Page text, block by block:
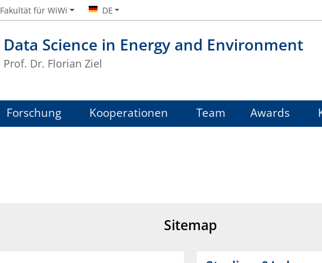
Data Science in Energy and Environment
Prof. Dr. Florian Ziel
Fakultät für WiWi DE
Forschung Kooperationen Team Awards
Sitemap